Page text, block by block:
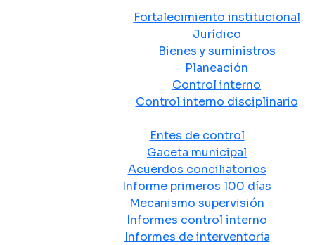
Fortalecimiento institucional
Jurídico
Bienes y suministros
Planeación
Control interno
Control interno disciplinario
Entes de control
Gaceta municipal
Acuerdos conciliatorios
Informe primeros 100 días
Mecanismo supervisión
Informes control interno
Informes de interventoría